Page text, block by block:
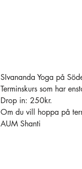
SIvananda Yoga på
Terminskurs som har
Drop in: 250kr.
Om du vill hoppa på
AUM Shanti